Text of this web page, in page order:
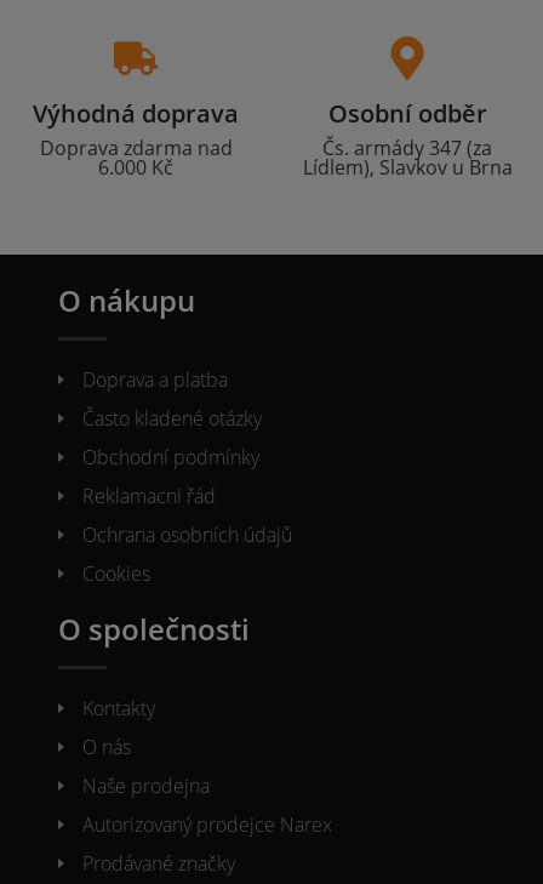
Výhodná doprava
Doprava zdarma nad
6.000 Kč
Osobní odběr
Čs. armády 347 (za
Lídlem), Slavkov u Brna
O nákupu
Doprava a platba
Často kladené otázky
Obchodní podmínky
Reklamacni řád
Ochrana osobních údajů
Cookies
O společnosti
Kontakty
O nás
Naše prodejna
Autorizovaný prodejce Narex
Prodávané značky